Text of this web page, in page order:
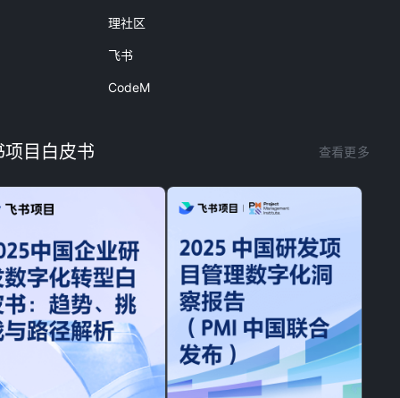
理社区
飞书
CodeM
项目白皮书 查看更多